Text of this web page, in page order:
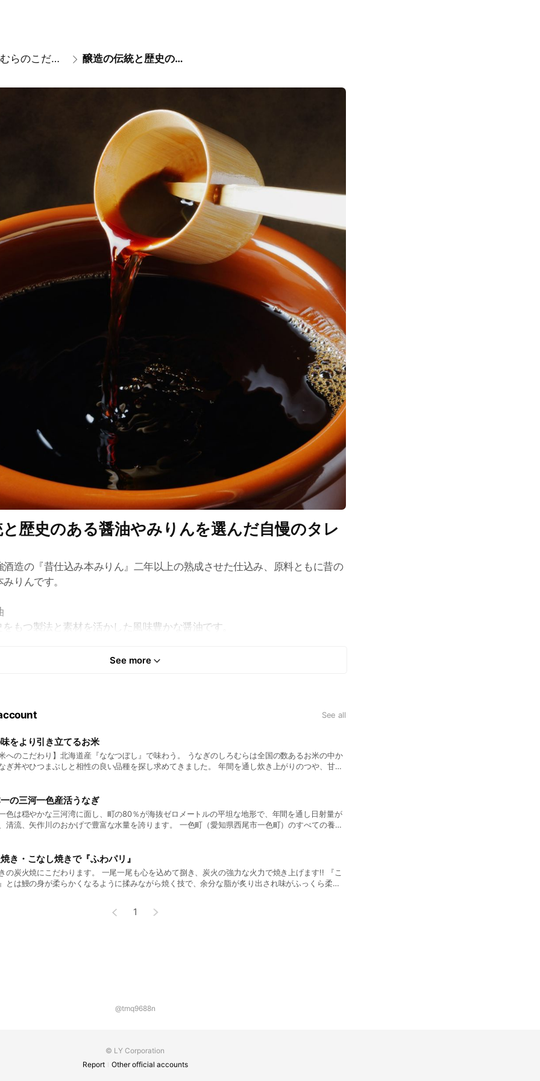
【しろむらのこだわり】 醸造の伝統と歴史のある醤油やみりんを選んだ自慢のタレ
歴史のある醤油やみりんを選んだ自慢のタレ
酒造の『昔仕込み本みりん』二年以上の熟成させた仕込み、原料ともに昔の
りんです。
もつ製法と素材を活かした風味豊かな醤油です。
竹糖」を原材料に作られている数少ない国内産の砂糖です。
See more
See all
をより引き立てるお米
へのこだわり】北海道産『ななつぼし』で味わう。 うなぎのしろむらは全国の数あるお米の中か
ぎ丼やひつまぶしと相性の良い品種を探し求めてきました。 年間を通し炊き上がりのつや、甘
米とタレの組合せの試食を繰り返し出会ったのが、北海道産の『ななつぼし』でした。 当店で使
お米『ななつぼし』は炊き上がりのバランスが良く、さらにタレをまとう事で、よりいっそうの
さを引き立たせるお米です。炊上がりはもちろん、冷めても美味しさは長持ちしますので、お持
のお客様にもきっとご満足いただけます。
の三河一色産活うなぎ
色は穏やかな三河湾に面し、町の80％が海抜ゼロメートルの平坦な地形で、年間を通し日射量が
清流、矢作川のおかげで豊富な水量を誇ります。 一色町（愛知県西尾市一色町）のすべての養鰻
はこの日本一の『三河一色産活うなぎ』を一年を通してご提供いたします。
き・こなし焼きで『ふわパリ』
の炭火焼にこだわります。 一尾一尾も心を込めて捌き、炭火の強力な火力で焼き上げます!! 『こ
とは鰻の身が柔らかくなるように揉みながら焼く技で、余分な脂が炙り出され味がふっくら柔ら
1
@tmq9688n
© LY Corporation
Report
Other official accounts